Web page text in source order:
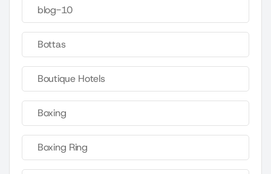
blog-10
Bottas
Boutique Hotels
Boxing
Boxing Ring